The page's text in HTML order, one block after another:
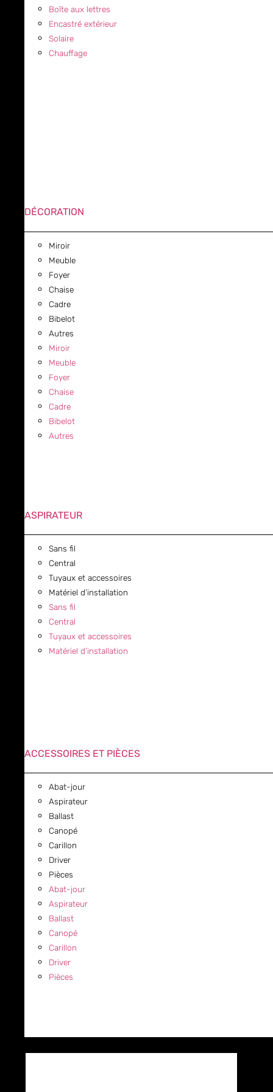
Boîte aux lettres
Encastré extérieur
Solaire
Chauffage
DÉCORATION
Miroir
Meuble
Foyer
Chaise
Cadre
Bibelot
Autres
Miroir
Meuble
Foyer
Chaise
Cadre
Bibelot
Autres
ASPIRATEUR
Sans fil
Central
Tuyaux et accessoires
Matériel d’installation
Sans fil
Central
Tuyaux et accessoires
Matériel d’installation
ACCESSOIRES ET PIÈCES
Abat-jour
Aspirateur
Ballast
Canopé
Carillon
Driver
Pièces
Abat-jour
Aspirateur
Ballast
Canopé
Carillon
Driver
Pièces